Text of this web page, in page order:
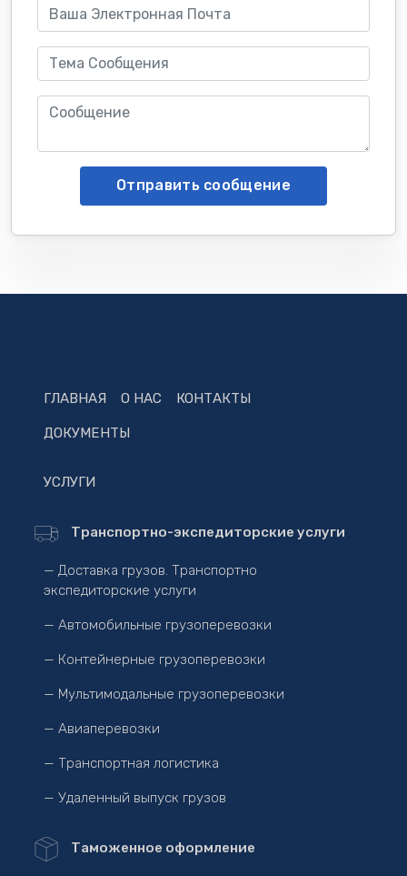
Отправить сообщение
ГЛАВНАЯ О НАС КОНТАКТЫ
ДОКУМЕНТЫ
УСЛУГИ
Транспортно-экспедиторские услуги
— Доставка грузов. Транспортно
экспедиторские услуги
— Автомобильные грузоперевозки
— Контейнерные грузоперевозки
— Мультимодальные грузоперевозки
— Авиаперевозки
— Транспортная логистика
— Удаленный выпуск грузов
Таможенное оформление